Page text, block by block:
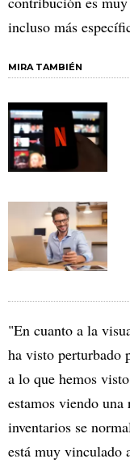
incluso más
MIRA TAMBIÉN
"En cuanto a la
ha visto perturbado
a lo que hemos
estamos viendo
inventarios se
está muy vinculado